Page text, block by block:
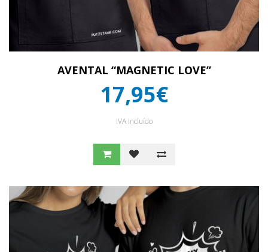
AVENTAL “MAGNETIC LOVE”
17,95€
IVA Incluído